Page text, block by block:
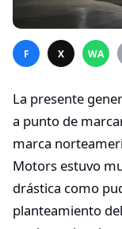
F X WA
La presente
a punto de
marca
Motors estuvo
drástica como
planteamiento